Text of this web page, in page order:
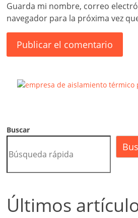
Guarda mi nombre, correo
navegador para la próxima vez
Buscar
Últimos